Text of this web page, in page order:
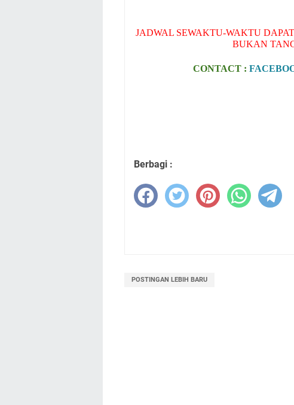
JADWAL SEWAKTU-WAKTU
BUKAN
CONTACT :
Berbagi :
POSTINGAN LEBIH BARU